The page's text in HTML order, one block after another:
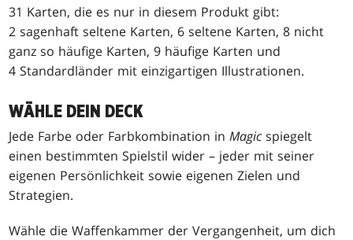
31 Karten, die es nur in diesem Produkt gibt:
2 sagenhaft seltene Karten, 6 seltene Karten, 8 nicht
ganz so häufige Karten, 9 häufige Karten und
4 Standardländer mit einzigartigen Illustrationen.
WÄHLE DEIN DECK
Jede Farbe oder Farbkombination inMagic spiegelt
einen bestimmten Spielstil wider – jeder mit seiner
eigenen Persönlichkeit sowie eigenen Zielen und
Strategien.
Wähle die Waffenkammer der Vergangenheit, um dich